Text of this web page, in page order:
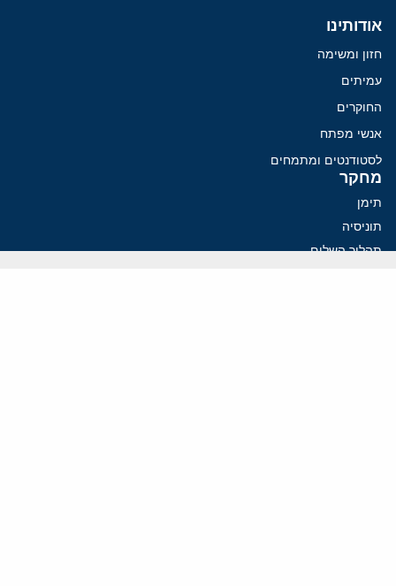
אודותינו
חזון ומשימה
עמיתים
החוקרים
אנשי מפתח
לסטודנטים ומתמחים
מחקר
תימן
תוניסיה
תהליך השלום